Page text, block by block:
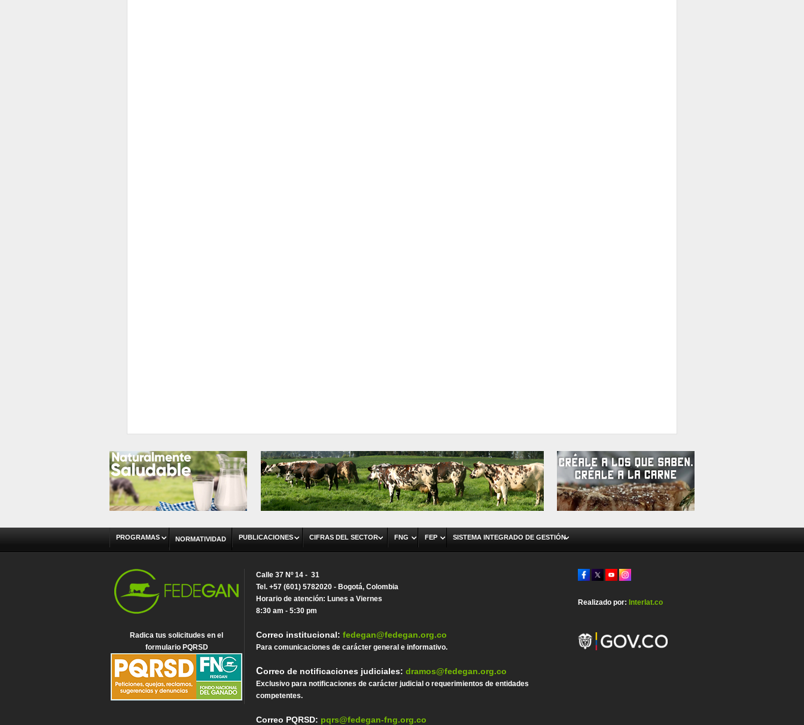
PROGRAMAS NORMATIVIDAD PUBLICACIONES CIFRAS DEL SECTOR FNG FEP SISTEMA INTEGRADO DE GESTIÓN
Radica tus solicitudes en el
formulario PQRSD
Calle 37 Nº 14 - 31
Tel. +57 (601) 5782020 - Bogotá, Colombia
Horario de atención: Lunes a Viernes
8:30 am - 5:30 pm
Correo institucional:fedegan@fedegan.org.co
Para comunicaciones de carácter general e informativo.
Correo de notificaciones judiciales:dramos@fedegan.org.co
Exclusivo para notificaciones de carácter judicial o requerimientos de entidades
competentes.
Correo PQRSD: pqrs@fedegan-fng.org.co
Realizado por:Interlat.co